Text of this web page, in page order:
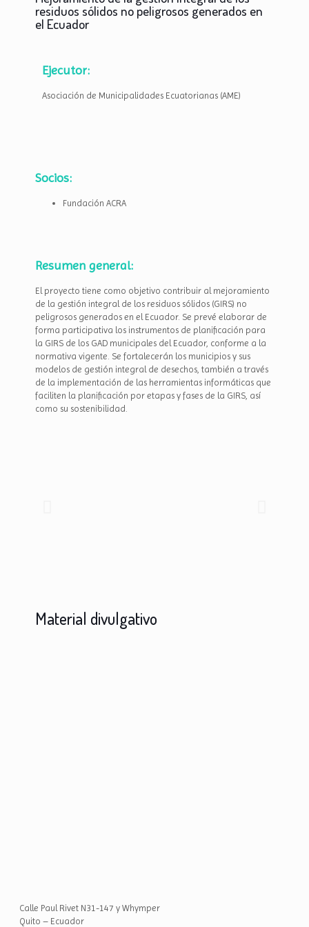
residuos sólidos no peligrosos generados en
el Ecuador
Ejecutor:
Asociación de Municipalidades Ecuatorianas (AME)
Socios:
Fundación ACRA
Resumen general:
El proyecto tiene como objetivo contribuir al mejoramiento
de la gestión integral de los residuos sólidos (GIRS) no
peligrosos generados en el Ecuador. Se prevé elaborar de
forma participativa los instrumentos de planificación para
la GIRS de los GAD municipales del Ecuador, conforme a la
normativa vigente. Se fortalecerán los municipios y sus
modelos de gestión integral de desechos, también a través
de la implementación de las herramientas informáticas que
faciliten la planificación por etapas y fases de la GIRS, así
como su sostenibilidad.
Material divulgativo
Calle Paul Rivet N31-147 y Whymper
Quito – Ecuador